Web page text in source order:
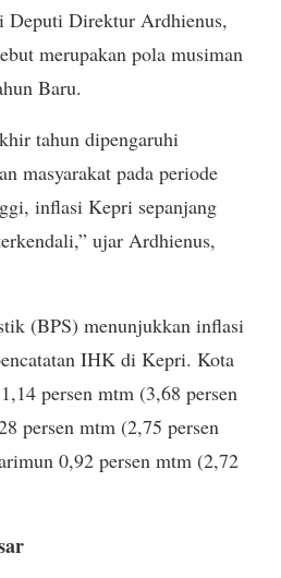
Deputi Direktur Ardhienus,
merupakan pola musiman
Baru.
tahun dipengaruhi
masyarakat pada periode
inflasi Kepri sepanjang
ujar Ardhienus,
(BPS) menunjukkan inflasi
IHK di Kepri. Kota
persen mtm (3,68 persen
persen mtm (2,75 persen
0,92 persen mtm (2,72